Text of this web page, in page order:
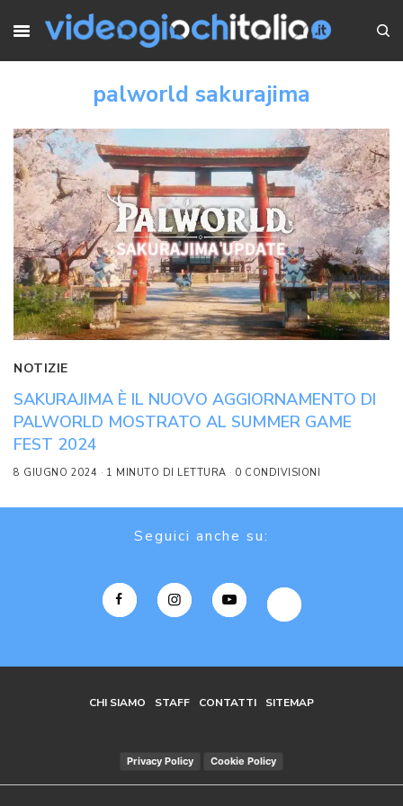
palworld sakurajima
NOTIZIE
SAKURAJIMA È IL NUOVO AGGIORNAMENTO DI
PALWORLD MOSTRATO AL SUMMER GAME
FEST 2024
8 GIUGNO 2024 1 MINUTO DI LETTURA 0 CONDIVISIONI
Seguici anche su:
CHI SIAMO STAFF CONTATTI SITEMAP
Privacy Policy Cookie Policy